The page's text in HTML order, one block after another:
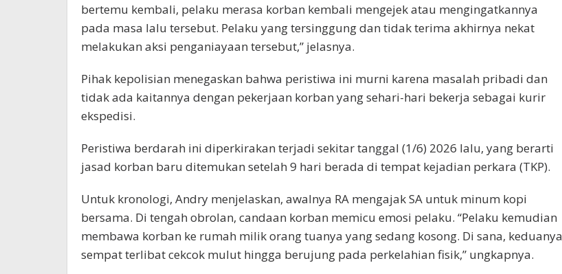
bertemu kembali, pelaku merasa korban kembali mengejek atau mengingatkannya
pada masa lalu tersebut. Pelaku yang tersinggung dan tidak terima akhirnya nekat
melakukan aksi penganiayaan tersebut,” jelasnya.
Pihak kepolisian menegaskan bahwa peristiwa ini murni karena masalah pribadi dan
tidak ada kaitannya dengan pekerjaan korban yang sehari-hari bekerja sebagai kurir
ekspedisi.
Peristiwa berdarah ini diperkirakan terjadi sekitar tanggal (1/6) 2026 lalu, yang berarti
jasad korban baru ditemukan setelah 9 hari berada di tempat kejadian perkara (TKP).
Untuk kronologi, Andry menjelaskan, awalnya RA mengajak SA untuk minum kopi
bersama. Di tengah obrolan, candaan korban memicu emosi pelaku. “Pelaku kemudian
membawa korban ke rumah milik orang tuanya yang sedang kosong. Di sana, keduanya
sempat terlibat cekcok mulut hingga berujung pada perkelahian fisik,” ungkapnya.